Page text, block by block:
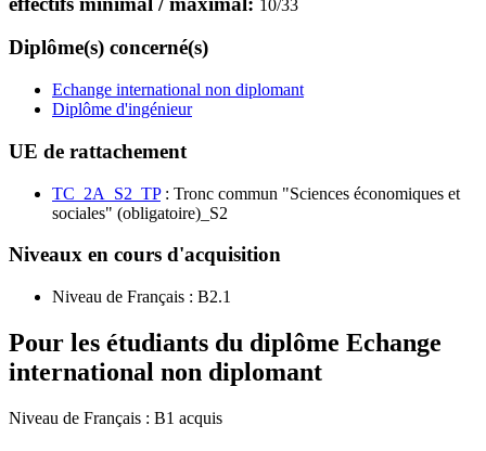
10/33
Diplôme(s) concerné(s)
Echange international non diplomant
Diplôme d'ingénieur
UE de rattachement
TC_2A_S2_TP: Tronc commun "Sciences économiques et
sociales" (obligatoire)_S2
Niveaux en cours d'acquisition
Niveau de Français : B2.1
Pour les étudiants du diplôme Echange
international non diplomant
Niveau de Français : B1 acquis